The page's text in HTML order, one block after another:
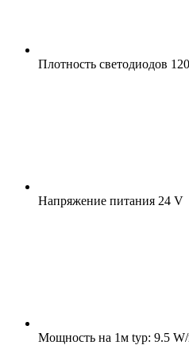
Плотность светодиодов
Напряжение питания 24 V
Мощность на 1м typ: 9.5